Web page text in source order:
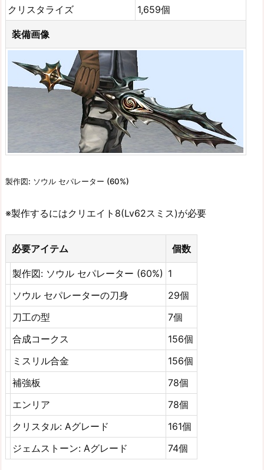
クリスタライズ
1,659個
装備画像
製作図: ソウル セパレーター (60%)
※製作するにはクリエイト8(Lv62スミス)が必要
必要アイテム 個数
製作図: ソウル セパレーター (60%) 1
ソウル セパレーターの刀身
29個
刀工の型
7個
合成コークス
156個
ミスリル合金
156個
補強板
78個
エンリア
78個
クリスタル: Aグレード
161個
ジェムストーン: Aグレード
74個